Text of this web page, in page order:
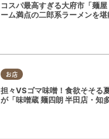
コスパ最高すぎる大府市「麺屋
ーム満点の二郎系ラーメンを
お店
担々VSゴマ味噌！食欲そそる
が「味噌蔵 麺四朗 半田店・知